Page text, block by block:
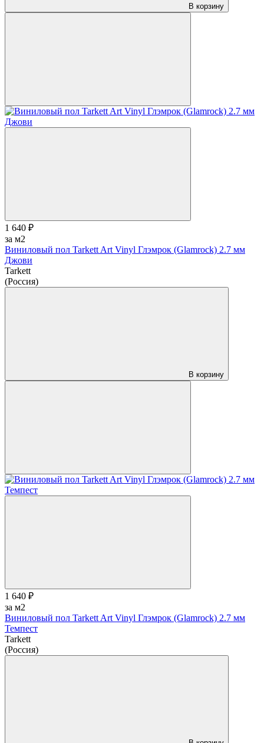
В корзину
1 640 ₽
за м2
Виниловый пол Tarkett Art Vinyl Глэмрок (Glamrock) 2.7 мм
Джови
Tarkett
(Россия)
В корзину
1 640 ₽
за м2
Виниловый пол Tarkett Art Vinyl Глэмрок (Glamrock) 2.7 мм
Темпест
Tarkett
(Россия)